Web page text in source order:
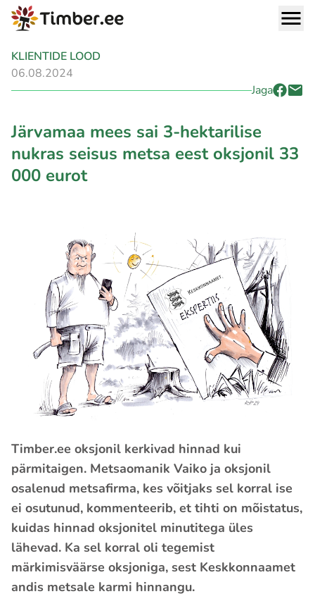
KLIENTIDE LOOD
06.08.2024
Jaga
Järvamaa mees sai 3-hektarilise
nukras seisus metsa eest oksjonil 33
000 eurot
Timber.ee oksjonil kerkivad hinnad kui
pärmitaigen. Metsaomanik Vaiko ja oksjonil
osalenud metsafirma, kes võitjaks sel korral ise
ei osutunud, kommenteerib, et tihti on mõistatus,
kuidas hinnad oksjonitel minutitega üles
lähevad. Ka sel korral oli tegemist
märkimisväärse oksjoniga, sest Keskkonnaamet
andis metsale karmi hinnangu.